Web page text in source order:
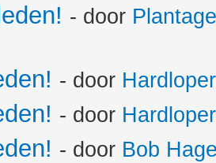
- door
- door Hardloper
- door Hardloper
- door Bob